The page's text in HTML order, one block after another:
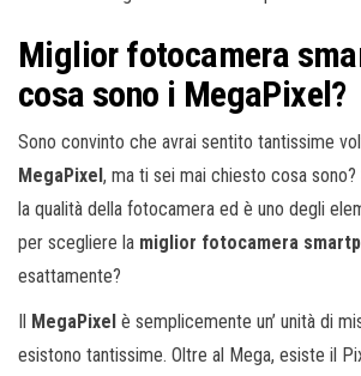
Miglior fotocamera
cosa sono i MegaPixel?
Sono convinto che avrai sentito tantissime
MegaPixel , ma ti sei mai chiesto cosa
la qualità della fotocamera ed è uno degli
per scegliere la miglior fotocamera
esattamente?
MegaPixel è semplicemente un’ unità di
esistono tantissime. Oltre al Mega, esiste il